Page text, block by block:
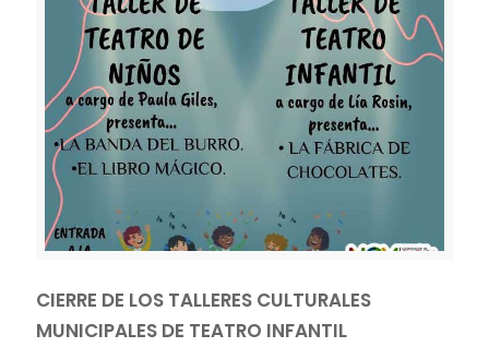
CIERRE DE LOS TALLERES CULTURALES
MUNICIPALES DE TEATRO INFANTIL